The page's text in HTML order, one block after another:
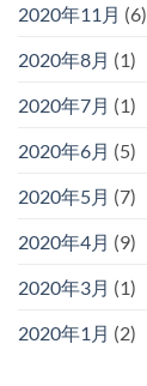
2020年11月 (6)
2020年8月 (1)
2020年7月 (1)
2020年6月 (5)
2020年5月 (7)
2020年4月 (9)
2020年3月 (1)
2020年1月 (2)